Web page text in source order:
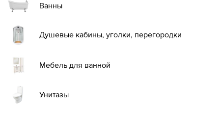
Ванны
Душевые кабины, уголки, перегородки
Мебель для ванной
Унитазы